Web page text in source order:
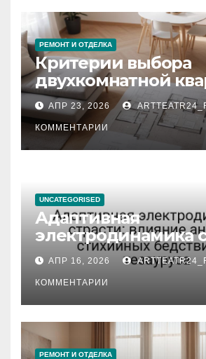
РЕМОНТ И ОТДЕЛКА
Критерии выбора
двухкомнатной
планировка,
состояние и
АПР 23, 2026
КОММЕНТАРИИ
UNCATEGORISED
Адаптивная
электродинамика
влияние анализа
стихийных
тезауруса
АПР 16, 2026
КОММЕНТАРИИ
РЕМОНТ И ОТДЕЛКА